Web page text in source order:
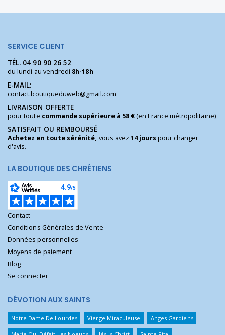
SERVICE CLIENT
TÉL. 04 90 90 26 52
du lundi au vendredi 8h-18h
E-MAIL:
contact.boutiqueduweb@gmail.com
LIVRAISON OFFERTE
pour toute commande supérieure à 58 €(en France métropolitaine)
SATISFAIT OU REMBOURSÉ
Achetez en toute sérénité, vous avez14 jours pour changer
d'avis.
LA BOUTIQUE DES CHRÉTIENS
Contact
Conditions Générales de Vente
Données personnelles
Moyens de paiement
Blog
Se connecter
DÉVOTION AUX SAINTS
Notre Dame De Lourdes Vierge Miraculeuse Anges Gardiens